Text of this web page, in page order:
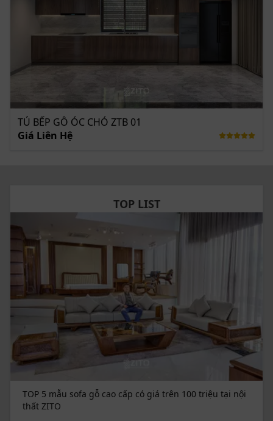
TỦ BẾP GỖ ÓC CHÓ ZTB 01
Giá Liên Hệ
TOP LIST
TOP 5 mẫu sofa gỗ cao cấp có giá trên 100 triệu tại nội
thất ZITO